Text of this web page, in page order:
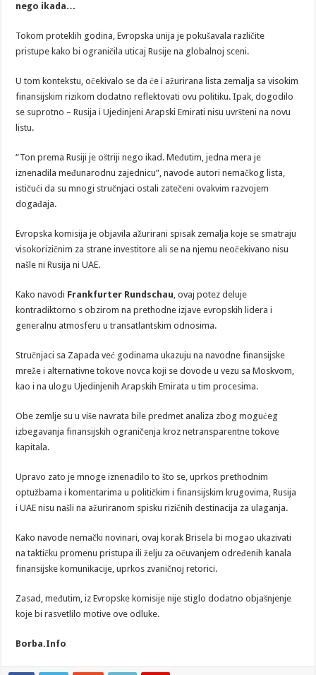
nego ikada…
Tokom proteklih godina, Evropska unija je pokušavala različite
pristupe kako bi ograničila uticaj Rusije na globalnoj sceni.
U tom kontekstu, očekivalo se da će i ažurirana lista zemalja sa visokim
finansijskim rizikom dodatno reflektovati ovu politiku. Ipak, dogodilo
se suprotno – Rusija i Ujedinjeni Arapski Emirati nisu uvršteni na novu
listu.
“Ton prema Rusiji je oštriji nego ikad. Međutim, jedna mera je
iznenadila međunarodnu zajednicu”, navode autori nemačkog lista,
ističući da su mnogi stručnjaci ostali zatečeni ovakvim razvojem
događaja.
Evropska komisija je objavila ažurirani spisak zemalja koje se smatraju
visokorizičnim za strane investitore ali se na njemu neočekivano nisu
našle ni Rusija ni UAE.
Kako navodi Frankfurter Rundschau, ovaj potez deluje
kontradiktorno s obzirom na prethodne izjave evropskih lidera i
generalnu atmosferu u transatlantskim odnosima.
Stručnjaci sa Zapada već godinama ukazuju na navodne finansijske
mreže i alternativne tokove novca koji se dovode u vezu sa Moskvom,
kao i na ulogu Ujedinjenih Arapskih Emirata u tim procesima.
Obe zemlje su u više navrata bile predmet analiza zbog mogućeg
izbegavanja finansijskih ograničenja kroz netransparentne tokove
kapitala.
Upravo zato je mnoge iznenadilo to što se, uprkos prethodnim
optužbama i komentarima u političkim i finansijskim krugovima, Rusija
i UAE nisu našli na ažuriranom spisku rizičnih destinacija za ulaganja.
Kako navode nemački novinari, ovaj korak Brisela bi mogao ukazivati
na taktičku promenu pristupa ili želju za očuvanjem određenih kanala
finansijske komunikacije, uprkos zvaničnoj retorici.
Zasad, međutim, iz Evropske komisije nije stiglo dodatno objašnjenje
koje bi rasvetlilo motive ove odluke.
Borba.Info